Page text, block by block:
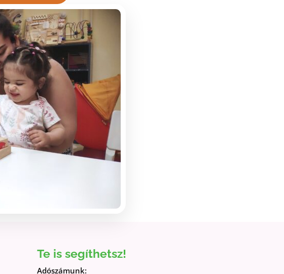
Te is segíthetsz!
Adószámunk: